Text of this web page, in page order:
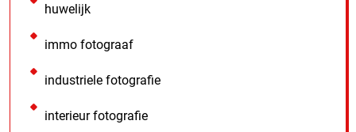
huwelijk
immo fotograaf
industriele fotografie
interieur fotografie